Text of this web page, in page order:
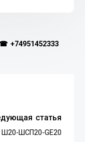
☎+74951452333
статья
ШСП20-GE20